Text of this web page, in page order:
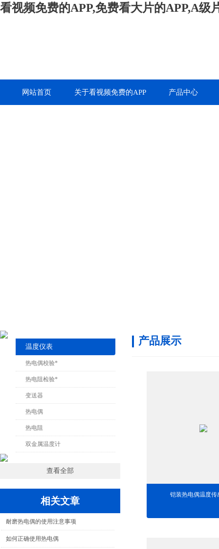
看视频免费的APP,免费看大片的APP,A级
网站首页 关于看视频免费的APP 产品中心
温度仪表
热电偶校验*
热电阻检验*
变送器
热电偶
热电阻
双金属温度计
查看全部
相关文章
耐磨热电偶的使用注意事项
如何正确使用热电偶
产品展示
铠装热电偶温度传